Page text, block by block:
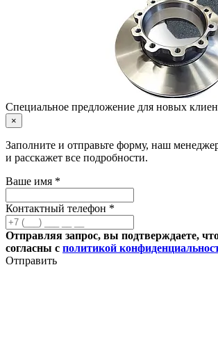
Специальное предложение для новых
×
Заполните и отправьте форму, наш
и расскажет все подробности.
Ваше имя *
Контактный телефон *
Отправляя запрос, вы подтверждаете,
согласны с политикой
Отправить